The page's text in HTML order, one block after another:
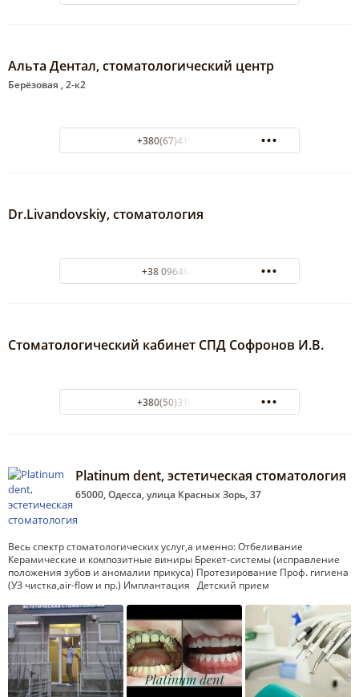
Альта Дентал, стоматологический центр
Берёзовая , 2-к2
+380(67)415-50-44
Dr.Livandovskiy, стоматология
+38 0964641727
Стоматологический кабинет СПД Софронов И.В.
+380(50)316-10-07
Platinum dent, эстетическая стоматология
65000, Одесса, улица Красных Зорь, 37
Весь спектр стоматологических услуг,а именно: Отбеливание
Керамические и композитные виниры Брекет-системы (исправление
положения зубов и аномалии прикуса) Протезирование Проф. гигиена
(УЗ чистка,air-flow и пр.) Имплантация Детский прием